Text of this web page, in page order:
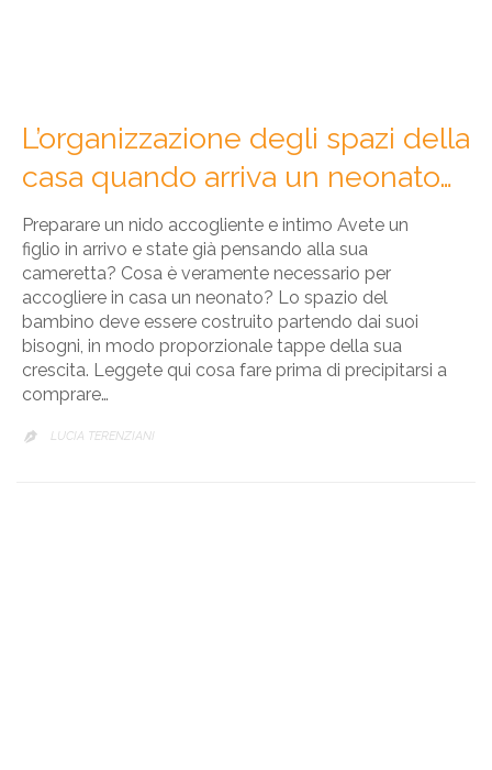
L’organizzazione degli spazi della
casa quando arriva un neonato…
Preparare un nido accogliente e intimo Avete un
figlio in arrivo e state già pensando alla sua
cameretta? Cosa è veramente necessario per
accogliere in casa un neonato? Lo spazio del
bambino deve essere costruito partendo dai suoi
bisogni, in modo proporzionale tappe della sua
crescita. Leggete qui cosa fare prima di precipitarsi a
comprare…
 LUCIA TERENZIANI